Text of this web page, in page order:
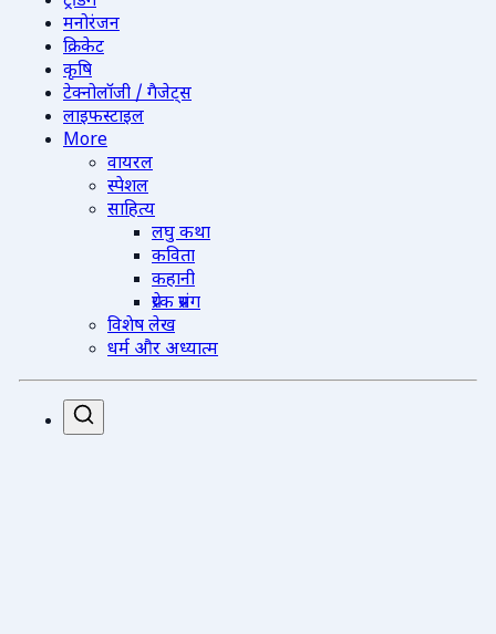
मनोरंजन
क्रिकेट
कृषि
टेक्नोलॉजी / गैजेट्स
लाइफस्टाइल
More
वायरल
स्पेशल
साहित्य
लघु कथा
कविता
कहानी
प्रेरक प्रसंग
विशेष लेख
धर्म और अध्यात्म